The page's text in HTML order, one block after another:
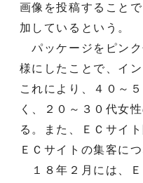
画像を投稿すること
加しているという。
パッケージをピンク
様にしたことで、イ
これにより、４０～
く、２０～３０代女
る。また、ＥＣサイ
ＥＣサイトの集客に
１８年２月には、Ｅ